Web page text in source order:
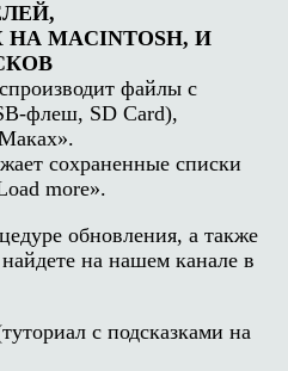
MACINTOSH, И
файлы с
флеш, SD Card),
сохраненные списки
more».
обновления, а также
на нашем канале в
с подсказками на